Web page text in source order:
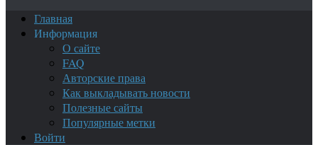
Главная
Информация
О сайте
FAQ
Авторские права
Как выкладывать новости
Полезные сайты
Популярные метки
Войти